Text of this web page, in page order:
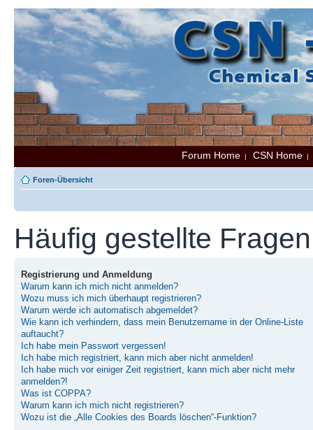
Forum Home | CSN Home
Foren-Übersicht
Häufig gestellte Fragen
Registrierung und Anmeldung
Warum kann ich mich nicht anmelden?
Wozu muss ich mich überhaupt registrieren?
Warum werde ich automatisch abgemeldet?
Wie kann ich verhindern, dass mein Benutzername in der Online-Liste
auftaucht?
Ich habe mein Passwort vergessen!
Ich habe mich registriert, kann mich aber nicht anmelden!
Ich habe mich vor einiger Zeit registriert, kann mich aber nicht mehr
anmelden?!
Was ist COPPA?
Warum kann ich mich nicht registrieren?
Wozu ist die „Alle Cookies des Boards löschen“-Funktion?